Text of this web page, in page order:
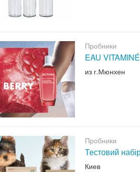
Пробники
EAU
из г.Мюнхен
Пробники
Тестовий
Киев